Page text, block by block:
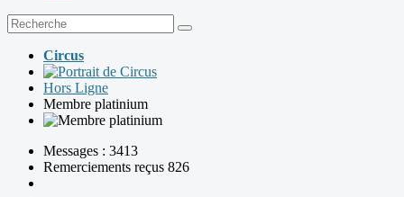
Circus
Hors Ligne
Membre platinium
Messages : 3413
Remerciements reçus 826